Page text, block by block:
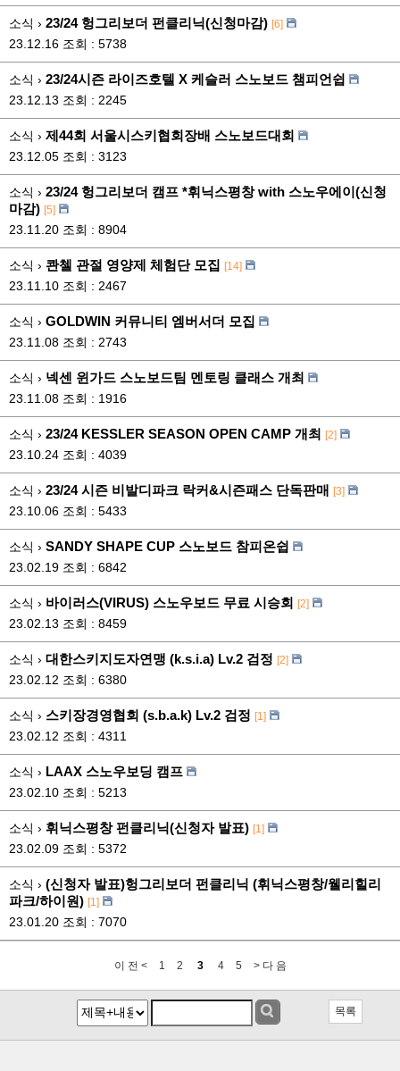
소식 › 23/24 헝그리보더 펀클리닉(신청마감) [6]
23.12.16 조회 : 5738
소식 › 23/24시즌 라이즈호텔 X 케슬러 스노보드 챔피언쉽
23.12.13 조회 : 2245
소식 › 제44회 서울시스키협회장배 스노보드대회
23.12.05 조회 : 3123
소식 › 23/24 헝그리보더 캠프 *휘닉스평창 with 스노우에이(신청
마감) [5]
23.11.20 조회 : 8904
소식 › 콴첼 관절 영양제 체험단 모집 [14]
23.11.10 조회 : 2467
소식 › GOLDWIN 커뮤니티 엠버서더 모집
23.11.08 조회 : 2743
소식 › 넥센 윈가드 스노보드팀 멘토링 클래스 개최
23.11.08 조회 : 1916
소식 › 23/24 KESSLER SEASON OPEN CAMP 개최 [2]
23.10.24 조회 : 4039
소식 › 23/24 시즌 비발디파크 락커&시즌패스 단독판매 [3]
23.10.06 조회 : 5433
소식 › SANDY SHAPE CUP 스노보드 참피온쉽
23.02.19 조회 : 6842
소식 › 바이러스(VIRUS) 스노우보드 무료 시승회 [2]
23.02.13 조회 : 8459
소식 › 대한스키지도자연맹 (k.s.i.a) Lv.2 검정 [2]
23.02.12 조회 : 6380
소식 › 스키장경영협회 (s.b.a.k) Lv.2 검정 [1]
23.02.12 조회 : 4311
소식 › LAAX 스노우보딩 캠프
23.02.10 조회 : 5213
소식 › 휘닉스평창 펀클리닉(신청자 발표) [1]
23.02.09 조회 : 5372
소식 › (신청자 발표)헝그리보더 펀클리닉 (휘닉스평창/웰리힐리
파크/하이원) [1]
23.01.20 조회 : 7070
이 전 < 1 2 3 4 5 > 다 음
목록